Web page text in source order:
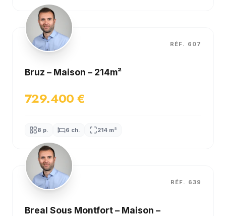
RÉF. 607
Bruz – Maison – 214m²
729.400 €
8 p. 6 ch. 214 m²
RÉF. 639
Breal Sous Montfort – Maison –